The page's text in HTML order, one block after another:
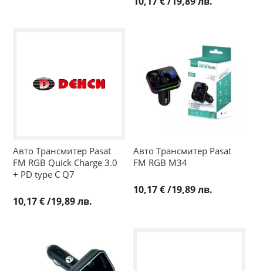
Авто Трансмитер Pasat
FM RGB Quick Charge 3.0
+ PD type C Q7
10,17 €/19,89 лв.
Авто Трансмитер Pasat
FM RGB М34
10,17 €/19,89 лв.